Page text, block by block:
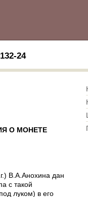
24
О МОНЕТЕ
В.А.Анохина дан
с такой
луком) в его